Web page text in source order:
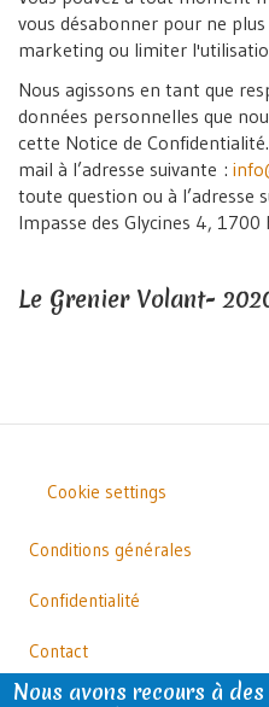
vous désabonner pour ne
marketing ou limiter
Nous agissons en tant que
données personnelles que
cette Notice de
mail à l’adresse suivante :
toute question ou à l’adresse
Impasse des Glycines 4, 1700
Le Grenier Volant-
Outils
Cookie settings
Footer
Conditions générales
Confidentialité
Contact
Facebook
Nous avons recours à